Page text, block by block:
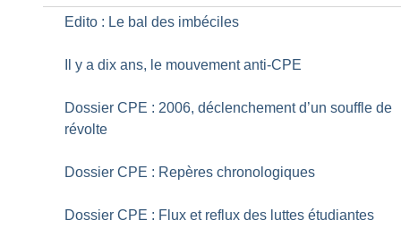
Edito : Le bal des imbéciles
Il y a dix ans, le mouvement anti-CPE
Dossier CPE : 2006, déclenchement d’un souffle de
révolte
Dossier CPE : Repères chronologiques
Dossier CPE : Flux et reflux des luttes étudiantes